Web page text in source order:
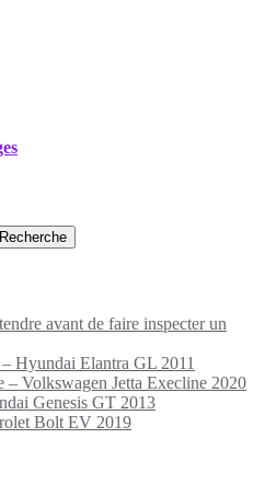
avant de faire inspecter un
Hyundai Elantra GL 2011
– Volkswagen Jetta Execline 2020
Genesis GT 2013
Bolt EV 2019